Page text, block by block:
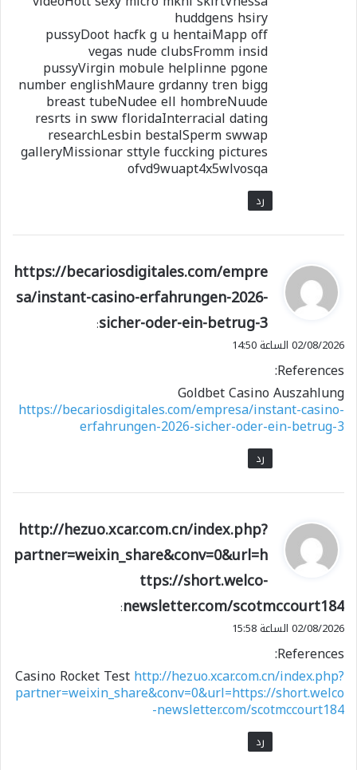
huddgens hsiry
pussyDoot hacfk g u hentaiMapp off
vegas nude clubsFromm insid
pussyVirgin mobule helplinne pgone
number englishMaure grdanny tren bigg
breast tubeNudee ell hombreNuude
resrts in sww floridaInterracial dating
researchLesbin bestalSperm swwap
galleryMissionar sttyle fuccking pictures
ofvd9wuapt4x5wlvosqa
رد
ي
ق
و
ل
https://becariosdigitales.com/empre
sa/instant-casino-erfahrungen-2026-
sicher-oder-ein-betrug-3
:
02/08/2026 الساعة 14:50
References:
Goldbet Casino Auszahlung
https://becariosdigitales.com/empresa/instant-casino-
erfahrungen-2026-sicher-oder-ein-betrug-3
رد
ي
ق
و
ل
http://hezuo.xcar.com.cn/index.php?
partner=weixin_share&conv=0&url=h
ttps://short.welco-
newsletter.com/scotmccourt184
:
02/08/2026 الساعة 15:58
References:
Casino Rocket Testhttp://hezuo.xcar.com.cn/index.php?
partner=weixin_share&conv=0&url=https://short.welco
-newsletter.com/scotmccourt184
رد